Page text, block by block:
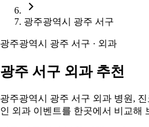
광주광역시 광주 서구
광주광역시 광주 서구 · 외과
광주 서구 외과 추천
광주광역시 광주 서구 외과 병원,
인 외과 이벤트를 한곳에서 비교해